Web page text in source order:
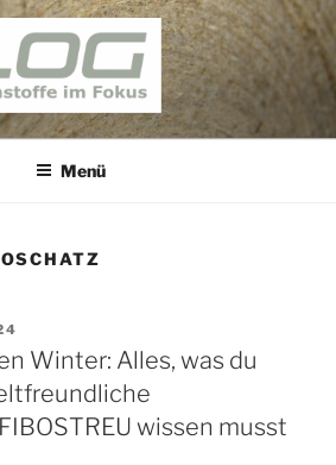
– BLOG
Fokus
Menü
OSCHATZ
Winter: Alles, was du
wissen musst